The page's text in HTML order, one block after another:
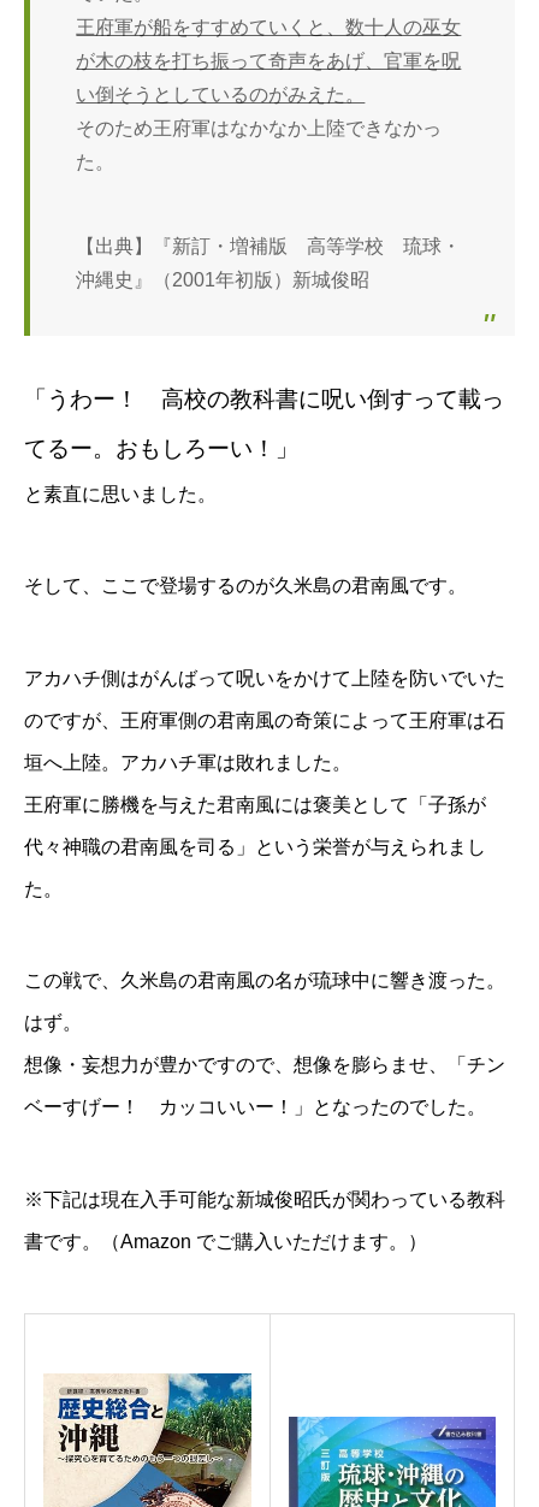
王府軍が船をすすめていくと、数十人の巫女
が木の枝を打ち振って奇声をあげ、官軍を呪
い倒そうとしているのがみえた。
そのため王府軍はなかなか上陸できなかっ
た。
【出典】『新訂・増補版 高等学校 琉球・
沖縄史』（2001年初版）新城俊昭
「うわー！ 高校の教科書に呪い倒すって載っ
てるー。おもしろーい！」
と素直に思いました。
そして、ここで登場するのが久米島の君南風です。
アカハチ側はがんばって呪いをかけて上陸を防いでいた
のですが、王府軍側の君南風の奇策によって王府軍は石
垣へ上陸。アカハチ軍は敗れました。
王府軍に勝機を与えた君南風には褒美として「子孫が
代々神職の君南風を司る」という栄誉が与えられまし
た。
この戦で、久米島の君南風の名が琉球中に響き渡った。
はず。
想像・妄想力が豊かですので、想像を膨らませ、「チン
ベーすげー！ カッコいいー！」となったのでした。
※下記は現在入手可能な新城俊昭氏が関わっている教科
書です。（Amazon でご購入いただけます。）